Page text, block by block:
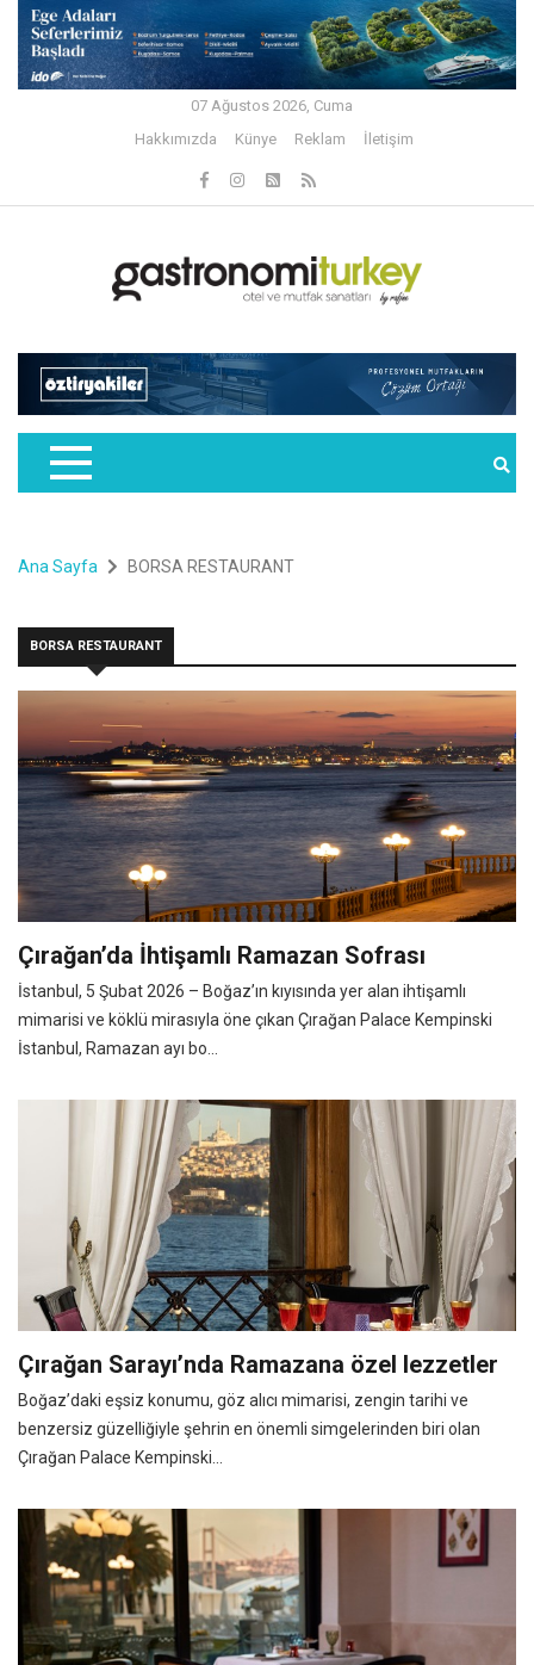
07 Ağustos 2026, Cuma
Hakkımızda
Künye Reklam İletişim
Ana Sayfa BORSA RESTAURANT
BORSA RESTAURANT
Çırağan’da İhtişamlı Ramazan Sofrası
İstanbul, 5 Şubat 2026 – Boğaz’ın kıyısında yer alan ihtişamlı
mimarisi ve köklü mirasıyla öne çıkan Çırağan Palace Kempinski
İstanbul, Ramazan ayı bo...
Çırağan Sarayı’nda Ramazana özel lezzetler
Boğaz’daki eşsiz konumu, göz alıcı mimarisi, zengin tarihi ve
benzersiz güzelliğiyle şehrin en önemli simgelerinden biri olan
Çırağan Palace Kempinski...